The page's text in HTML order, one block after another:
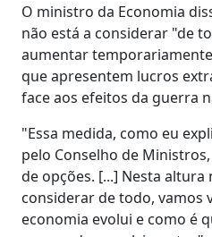
O ministro da Economia
não está a considerar "de
aumentar
que apresentem lucros
face aos efeitos da guerra
"Essa medida, como eu
pelo Conselho de
de opções. [...] Nesta altura
considerar de todo, vamos
economia evolui e como é